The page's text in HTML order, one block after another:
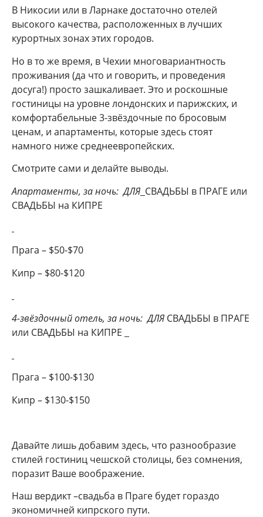
В Никосии или в Ларнаке достаточно отелей
высокого качества, расположенных в лучших
курортных зонах этих городов.
Но в то же время, в Чехии многовариантность
проживания (да что и говорить, и проведения
досуга!) просто зашкаливает. Это и роскошные
гостиницы на уровне лондонских и парижских, и
комфортабельные 3-звёздочные по бросовым
ценам, и апартаменты, которые здесь стоят
намного ниже среднеевропейских.
Смотрите сами и делайте выводы.
Апартаменты, за ночь: ДЛЯ СВАДЬБЫ в ПРАГЕ или
СВАДЬБЫ на КИПРЕ
Прага – $50-$70
Кипр – $80-$120
4-звёздочный отель, за ночь: ДЛЯ СВАДЬБЫ в ПРАГЕ
или СВАДЬБЫ на КИПРЕ
Прага – $100-$130
Кипр – $130-$150
Давайте лишь добавим здесь, что разнообразие
стилей гостиниц чешской столицы, без сомнения,
поразит Ваше воображение.
Наш вердикт –свадьба в Праге будет гораздо
экономичней кипрского пути.